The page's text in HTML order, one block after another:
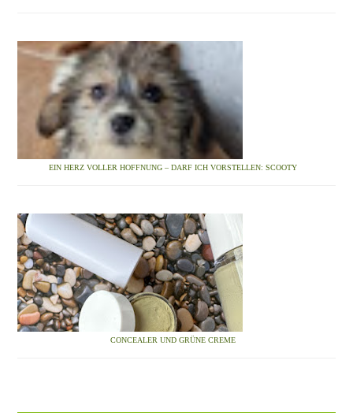
EIN HERZ VOLLER HOFFNUNG – DARF ICH VORSTELLEN: SCOOTY
CONCEALER UND GRÜNE CREME